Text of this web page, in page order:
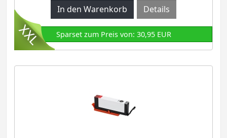
Details
Sparset zum Preis von: 30,95 EUR